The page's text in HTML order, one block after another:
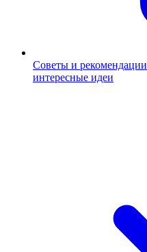
Советы и рекомендации
интересные идеи